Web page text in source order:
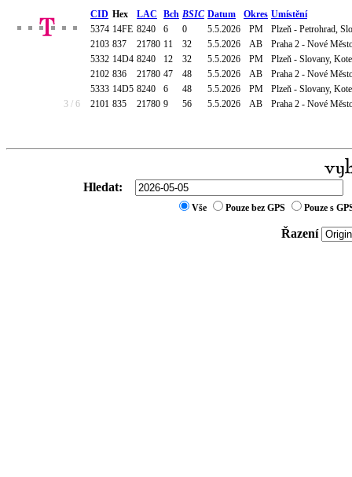
CID Hex LAC Bch BSIC Datum Okres Umístění
5374 14FE 8240 6 0 5.5.2026 PM
Plzeň - Petrohrad,
2103 837 21780 11 32 5.5.2026 AB
Praha 2 - Nové
5332 14D4 8240 12 32 5.5.2026 PM
Plzeň - Slovany,
2102 836 21780 47 48 5.5.2026 AB
Praha 2 - Nové
5333 14D5 8240 6 48 5.5.2026 PM
Plzeň - Slovany,
3 / 6
2101 835 21780 9 56 5.5.2026 AB Praha 2 - Nové
Hledat:
Vše Pouze bez GPS Pouze s
Řazení